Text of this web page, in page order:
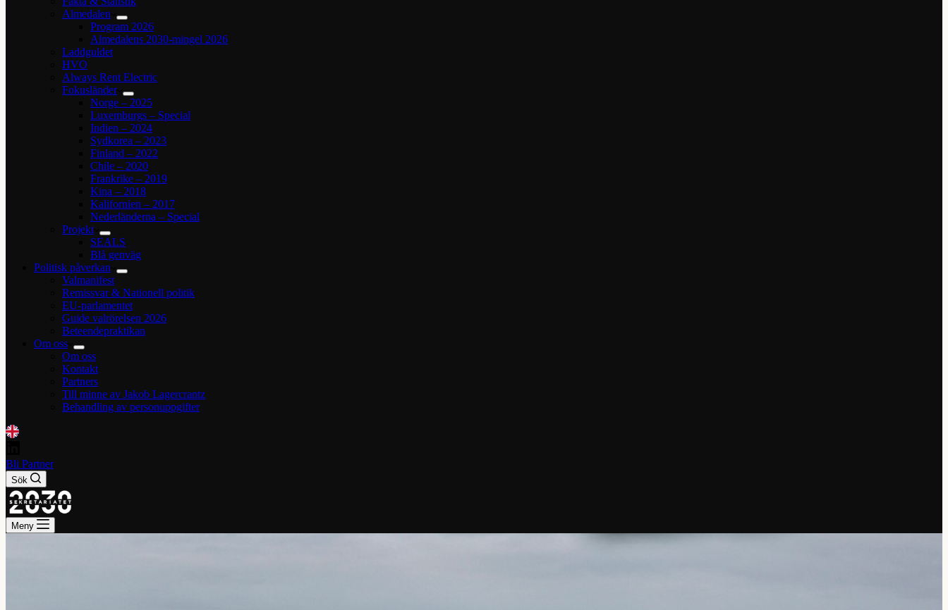
Almedalen
Program 2026
Almedalens 2030-mingel 2026
Laddguldet
HVO
Always Rent Electric
Fokusländer
Norge – 2025
Luxemburgs – Special
Indien – 2024
Sydkorea – 2023
Finland – 2022
Chile – 2020
Frankrike – 2019
Kina – 2018
Kalifornien – 2017
Nederländerna – Special
Projekt
SEALS
Blå genväg
Politisk påverkan
Valmanifest
Remissvar & Nationell politik
EU-parlamentet
Guide valrörelsen 2026
Beteendepraktikan
Om oss
Om oss
Kontakt
Partners
Till minne av Jakob Lagercrantz
Behandling av personuppgifter
Bli Partner
Sök
Meny